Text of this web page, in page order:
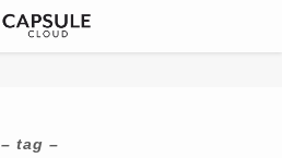
– tag –